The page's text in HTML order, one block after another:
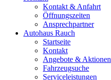
Kontakt & Anfahrt
Öffnungszeiten
Ansprechpartner
Autohaus Rauch
Startseite
Kontakt
Angebote & Aktionen
Fahrzeugsuche
Serviceleistungen